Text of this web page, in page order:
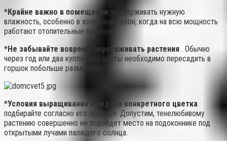
*Крайне важно в помещении поддерживать нужную
влажность, особенно в холодный сезон, когда на всю мощность
работают отопительные приборы.
*Не забывайте вовремя пересаживать растения . Обычно
через год или два купленные цветы необходимо пересадить в
горшок побольше размером.
*Условия выращивания каждого конкретного цветка
подбирайте согласно его природе. Допустим, тенелюбивому
растению совершенно не подойдет место на подоконнике под
открытыми лучами палящего солнца.